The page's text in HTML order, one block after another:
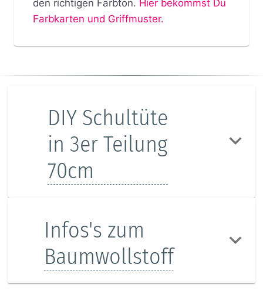
den richtigen Farbton. Hier bekommst Du
Farbkarten und Griffmuster.
DIY Schultüte
in 3er Teilung
70cm
Infos's zum
Baumwollstoff